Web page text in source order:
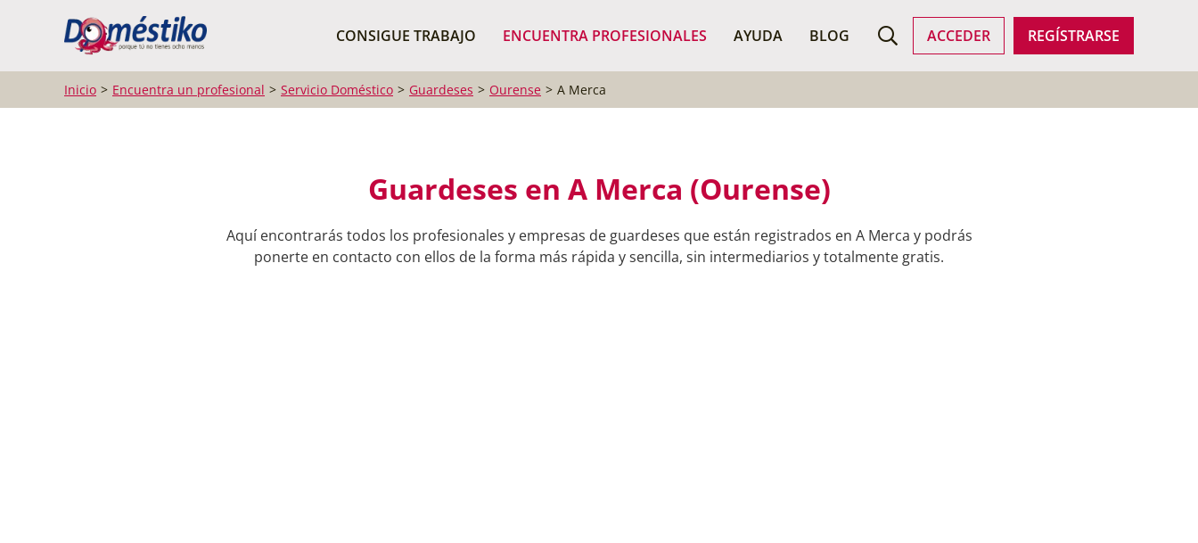
CONSIGUE TRABAJO ENCUENTRA PROFESIONALES AYUDA BLOG ACCEDER REGÍSTRARSE
BUSCAR PROFESIONALES
Inicio Encuentra un profesional Servicio Doméstico Guardeses Ourense A Merca
Guardeses en A Merca (Ourense)
Aquí encontrarás todos los profesionales y empresas de guardeses que están registrados en A Merca y podrás
ponerte en contacto con ellos de la forma más rápida y sencilla, sin intermediarios y totalmente gratis.